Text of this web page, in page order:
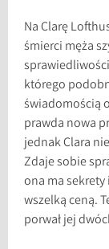
Na Clarę
śmierci męża
którego
świadomością
prawda nowa
jednak Clara
Zdaje sobie
ona ma
wszelką ceną.
porwał jej